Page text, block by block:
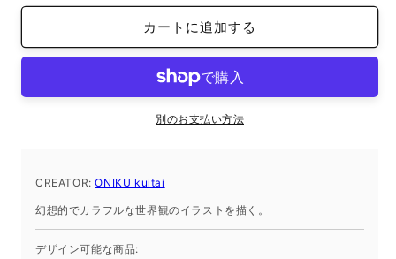
イ
ナ
シ
の
量
を
イ
ナ
シ
の
量
を
カートに追加する
別のお支払い方法
CREATOR:ONIKU kuitai
幻想的でカラフルな世界観のイラストを描く。
デザイン可能な商品: